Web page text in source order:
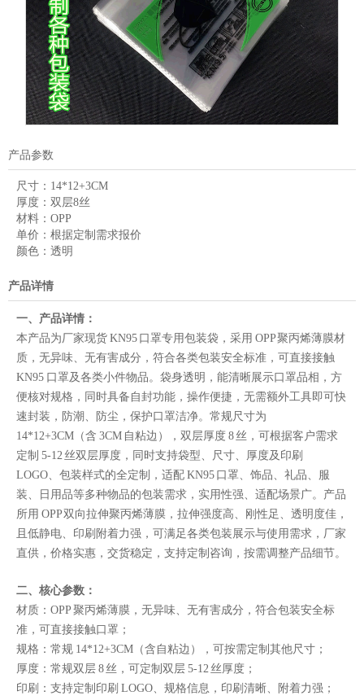
产品参数
尺寸： 14*12+3CM
厚度： 双层8丝
材料： OPP
单价： 根据定制需求报价
颜色： 透明
产品详情
一、产品详情：
本产品为厂家现货 KN95 口罩专用包装袋，采用 OPP 聚丙烯薄膜材
质，无异味、无有害成分，符合各类包装安全标准，可直接接触
KN95 口罩及各类小件物品。袋身透明，能清晰展示口罩品相，方
便核对规格，同时具备自封功能，操作便捷，无需额外工具即可快
速封装，防潮、防尘，保护口罩洁净。常规尺寸为
14*12+3CM（含 3CM 自粘边），双层厚度 8 丝，可根据客户需求
定制 5-12 丝双层厚度，同时支持袋型、尺寸、厚度及印刷
LOGO、包装样式的全定制，适配 KN95 口罩、饰品、礼品、服
装、日用品等多种物品的包装需求，实用性强、适配场景广。产品
所用 OPP 双向拉伸聚丙烯薄膜，拉伸强度高、刚性足、透明度佳，
且低静电、印刷附着力强，可满足各类包装展示与使用需求，厂家
直供，价格实惠，交货稳定，支持定制咨询，按需调整产品细节。
二、核心参数：
材质：OPP 聚丙烯薄膜，无异味、无有害成分，符合包装安全标
准，可直接接触口罩；
规格：常规 14*12+3CM（含自粘边），可按需定制其他尺寸；
厚度：常规双层 8 丝，可定制双层 5-12 丝厚度；
印刷：支持定制印刷 LOGO、规格信息，印刷清晰、附着力强；